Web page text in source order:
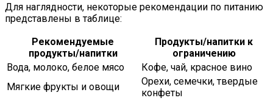
Для наглядности, некоторые рекомендации по питанию
представлены в таблице:
Рекомендуемые
продукты/напитки
Продукты/напитки к
ограничению
Вода, молоко, белое мясо
Кофе, чай, красное вино
Мягкие фрукты и овощи
Орехи, семечки, твердые
конфеты